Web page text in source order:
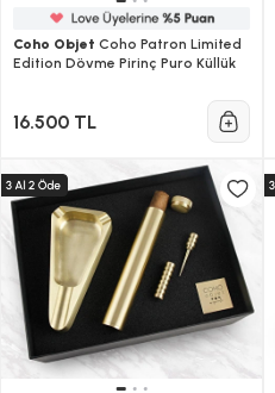
Coho Objet Coho Patron Limited
Edition Dövme Pirinç Puro Küllük
16.500 TL